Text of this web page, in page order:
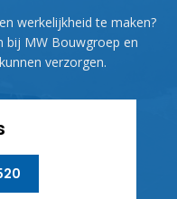
werkelijkheid te maken?
bij MW Bouwgroep en
verzorgen.